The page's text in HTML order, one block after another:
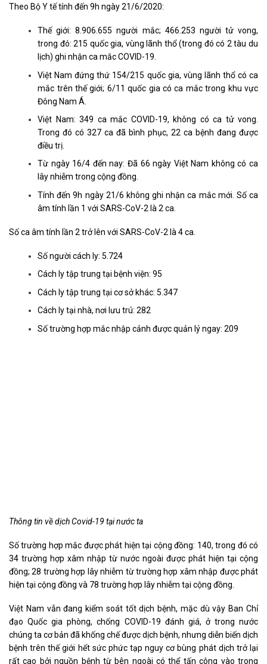
Theo Bộ Y tế tính đến 9h ngày 21/6/2020:
Thế giới: 8.906.655 người mắc; 466.253 người tử vong,
trong đó: 215 quốc gia, vùng lãnh thổ (trong đó có 2 tàu du
lịch) ghi nhận ca mắc COVID-19.
Việt Nam đứng thứ 154/215 quốc gia, vùng lãnh thổ có ca
mắc trên thế giới; 6/11 quốc gia có ca mắc trong khu vực
Đông Nam Á.
Việt Nam: 349 ca mắc COVID-19, không có ca tử vong.
Trong đó có 327 ca đã bình phục, 22 ca bệnh đang được
điều trị.
Từ ngày 16/4 đến nay: Đã 66 ngày Việt Nam không có ca
lây nhiễm trong cộng đồng.
Tính đến 9h ngày 21/6 không ghi nhận ca mắc mới. Số ca
âm tính lần 1 với SARS-CoV-2 là 2 ca.
Số ca âm tính lần 2 trở lên với SARS-CoV-2 là 4 ca.
Số người cách ly: 5.724
Cách ly tập trung tại bệnh viện: 95
Cách ly tập trung tại cơ sở khác: 5.347
Cách ly tại nhà, nơi lưu trú: 282
Số trường hợp mắc nhập cảnh được quản lý ngay: 209
Thông tin về dịch Covid-19 tại nước ta
Số trường hợp mắc được phát hiện tại cộng đồng: 140, trong đó có
34 trường hợp xâm nhập từ nước ngoài được phát hiện tại cộng
đồng; 28 trường hợp lây nhiễm từ trường hợp xâm nhập được phát
hiện tại cộng đồng và 78 trường hợp lây nhiễm tại cộng đồng.
Việt Nam vẫn đang kiểm soát tốt dịch bệnh, mặc dù vậy Ban Chỉ
đạo Quốc gia phòng, chống COVID-19 đánh giá, ở trong nước
chúng ta cơ bản đã khống chế được dịch bệnh, nhưng diễn biến dịch
bệnh trên thế giới hết sức phức tạp nguy cơ bùng phát dịch trở lại
rất cao bởi nguồn bệnh từ bên ngoài có thể tấn công vào trong